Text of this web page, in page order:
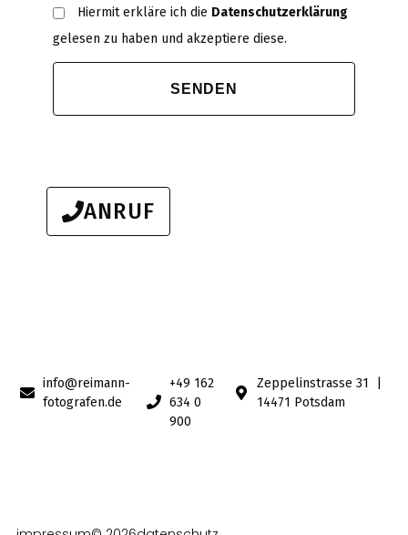
Hiermit erkläre ich die Datenschutzerklärung
gelesen zu haben und akzeptiere diese.
SENDEN
ANRUF
info@reimann-
fotografen.de
+49 162
634 0
900
Zeppelinstrasse 31 |
14471 Potsdam